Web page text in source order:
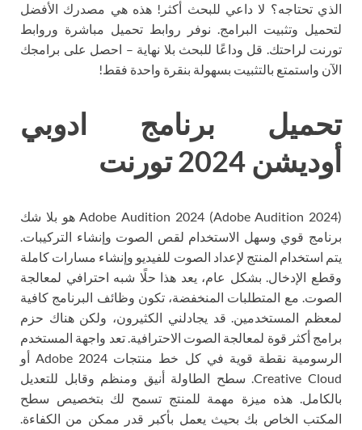
الذي تحتاجه؟ لا داعي للبحث أكثر! هذه هي مصدرك الأفضل
لتحميل وتثبيت البرامج. نوفر روابط تحميل مباشرة وروابط
تورنت لراحتك. قل وداعًا للبحث بلا نهاية – احصل على برامجك
الآن واستمتع بالتثبيت بسهولة بنقرة واحدة فقط!
تحميل برنامج ادوبي
أوديشن 2024 تورنت
Adobe Audition 2024 (Adobe Audition 2024) هو بلا شك
برنامج قوي وسهل الاستخدام لقص الصوت وإنشاء التركيبات.
يتم استخدام المنتج لإعداد الصوت للفيديو وإنشاء مسارات كاملة
وقطع الإدخال. بشكل عام، يعد هذا حلًا شبه احترافي لمعالجة
الصوت. مع المتطلبات المنخفضة، تكون وظائف البرنامج كافية
لمعظم المستخدمين. قد يجادلني الكثيرون، ولكن هناك حزم
برامج أكثر قوة لمعالجة الصوت الاحترافية. تعد واجهة المستخدم
الرسومية نقطة قوية في كل خط منتجات Adobe 2024 أو
Creative Cloud. سطح الطاولة أنيق ومنظم وقابل للتعديل
بالكامل. هذه ميزة مهمة للمنتج تسمح لك بتخصيص سطح
المكتب الخاص بك بحيث يعمل بأكبر قدر ممكن من الكفاءة.